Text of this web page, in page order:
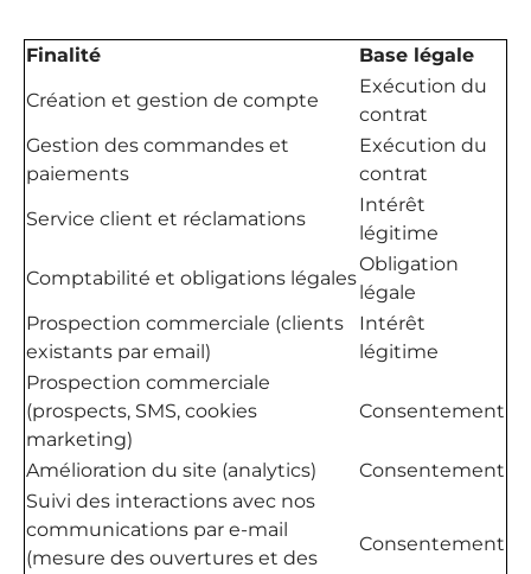
Finalité
Base légale
Création et gestion de compte
Exécution du
contrat
Gestion des commandes et
paiements
Exécution du
contrat
Service client et réclamations
Intérêt
légitime
Comptabilité et obligations légales
Obligation
légale
Prospection commerciale (clients
existants par email)
Intérêt
légitime
Prospection commerciale
(prospects, SMS, cookies
marketing)
Consentement
Amélioration du site (analytics)
Consentement
Suivi des interactions avec nos
communications par e-mail
(mesure des ouvertures et des
Consentement